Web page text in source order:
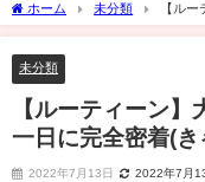
ホーム 未分類
【ル
密着(きゃんでぃ)
未分類
【ルーティーン
一日に完全密着(き
2022年7月13日 2022年7月